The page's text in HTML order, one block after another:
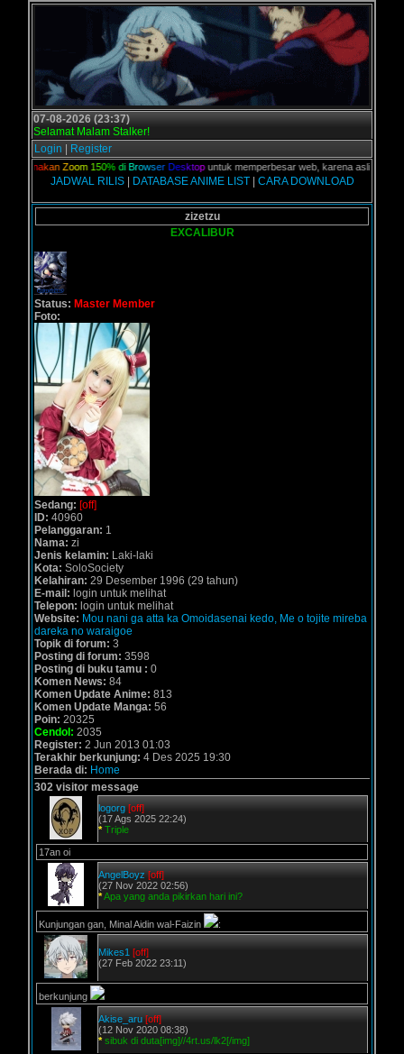
07-08-2026 (23:37)
Selamat Malam Stalker!
Login
Register
an Zoom 150 % di Browser Des ktopuntuk memperbesar web, karena aslinya web
JADWAL RILIS| DATABASE ANIME LIST| CARA DOWNLOAD
zizetzu
EXCALIBUR
Status: Master Member
Foto:
Sedang: [off]
ID: 40960
Pelanggaran: 1
Nama: zi
Jenis kelamin: Laki-laki
Kota: SoloSociety
Kelahiran: 29 Desember 1996 (29 tahun)
E-mail: login untuk melihat
Telepon: login untuk melihat
Website: Mou nani ga atta ka Omoidasenai kedo, Me o tojite mireba
dareka no waraigoe
Topik di forum: 3
Posting di forum: 3598
Posting di buku tamu : 0
Komen News: 84
Komen Update Anime: 813
Komen Update Manga: 56
Poin: 20325
Cendol: 2035
Register: 2 Jun 2013 01:03
Terakhir berkunjung: 4 Des 2025 19:30
Berada di: Home
302 visitor message
logorg [off]
(17 Ags 2025 22:24)
* Triple
17an oi
AngelBoyz [off]
(27 Nov 2022 02:56)
*Apa yang anda pikirkan hari ini?
Kunjungan gan, Minal Aidin wal-Faizin :
Mikes1 [off]
(27 Feb 2022 23:11)
berkunjung
Akise_aru [off]
(12 Nov 2020 08:38)
* sibuk di duta[img]//4rt.us/lk2[/img]